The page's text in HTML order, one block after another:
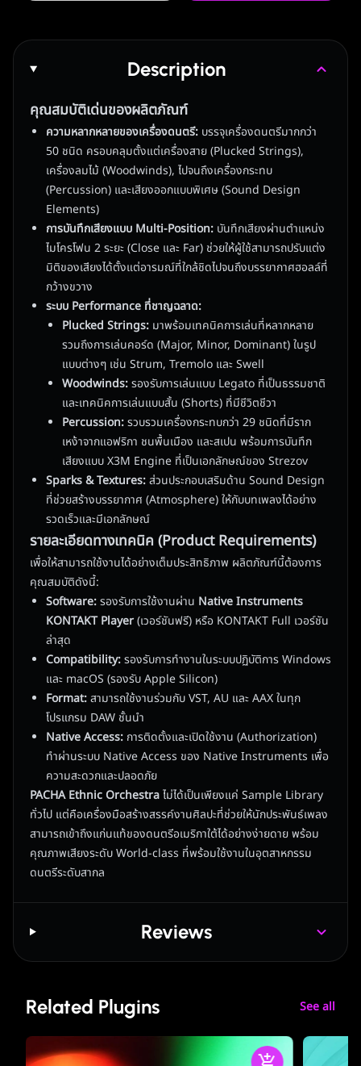
Description
คุณสมบัติเด่นของผลิตภัณฑ์
ความหลากหลายของเครื่องดนตรี: บรรจุเครื่องดนตรีมากกว่า
50 ชนิด ครอบคลุมตั้งแต่เครื่องสาย (Plucked Strings),
เครื่องลมไม้ (Woodwinds), ไปจนถึงเครื่องกระทบ
(Percussion) และเสียงออกแบบพิเศษ (Sound Design
Elements)
การบันทึกเสียงแบบ Multi-Position: บันทึกเสียงผ่านตำแหน่ง
ไมโครโฟน 2 ระยะ (Close และ Far) ช่วยให้ผู้ใช้สามารถปรับแต่ง
มิติของเสียงได้ตั้งแต่อารมณ์ที่ใกล้ชิดไปจนถึงบรรยากาศฮอลล์ที่
กว้างขวาง
ระบบ Performance ที่ชาญฉลาด:
Plucked Strings: มาพร้อมเทคนิคการเล่นที่หลากหลาย
รวมถึงการเล่นคอร์ด (Major, Minor, Dominant) ในรูป
แบบต่างๆ เช่น Strum, Tremolo และ Swell
Woodwinds:รองรับการเล่นแบบ Legato ที่เป็นธรรมชาติ
และเทคนิคการเล่นแบบสั้น (Shorts) ที่มีชีวิตชีวา
Percussion:รวบรวมเครื่องกระทบกว่า 29 ชนิดที่มีราก
เหง้าจากแอฟริกา ชนพื้นเมือง และสเปน พร้อมการบันทึก
เสียงแบบ X3M Engine ที่เป็นเอกลักษณ์ของ Strezov
Sparks & Textures:ส่วนประกอบเสริมด้าน Sound Design
ที่ช่วยสร้างบรรยากาศ (Atmosphere) ให้กับบทเพลงได้อย่าง
รวดเร็วและมีเอกลักษณ์
รายละเอียดทางเทคนิค (Product Requirements)
เพื่อให้สามารถใช้งานได้อย่างเต็มประสิทธิภาพ ผลิตภัณฑ์นี้ต้องการ
คุณสมบัติดังนี้:
Software:รองรับการใช้งานผ่าน Native Instruments
KONTAKT Player(เวอร์ชันฟรี) หรือ KONTAKT Full เวอร์ชัน
ล่าสุด
Compatibility:รองรับการทำงานในระบบปฏิบัติการ Windows
และ macOS (รองรับ Apple Silicon)
Format:สามารถใช้งานร่วมกับ VST, AU และ AAX ในทุก
โปรแกรม DAW ชั้นนำ
Native Access: การติดตั้งและเปิดใช้งาน (Authorization)
ทำผ่านระบบ Native Access ของ Native Instruments เพื่อ
ความสะดวกและปลอดภัย
PACHA Ethnic Orchestraไม่ได้เป็นเพียงแค่ Sample Library
ทั่วไป แต่คือเครื่องมือสร้างสรรค์งานศิลปะที่ช่วยให้นักประพันธ์เพลง
สามารถเข้าถึงแก่นแท้ของดนตรีอเมริกาใต้ได้อย่างง่ายดาย พร้อม
คุณภาพเสียงระดับ World-class ที่พร้อมใช้งานในอุตสาหกรรม
ดนตรีระดับสากล
Reviews
Related Plugins See all